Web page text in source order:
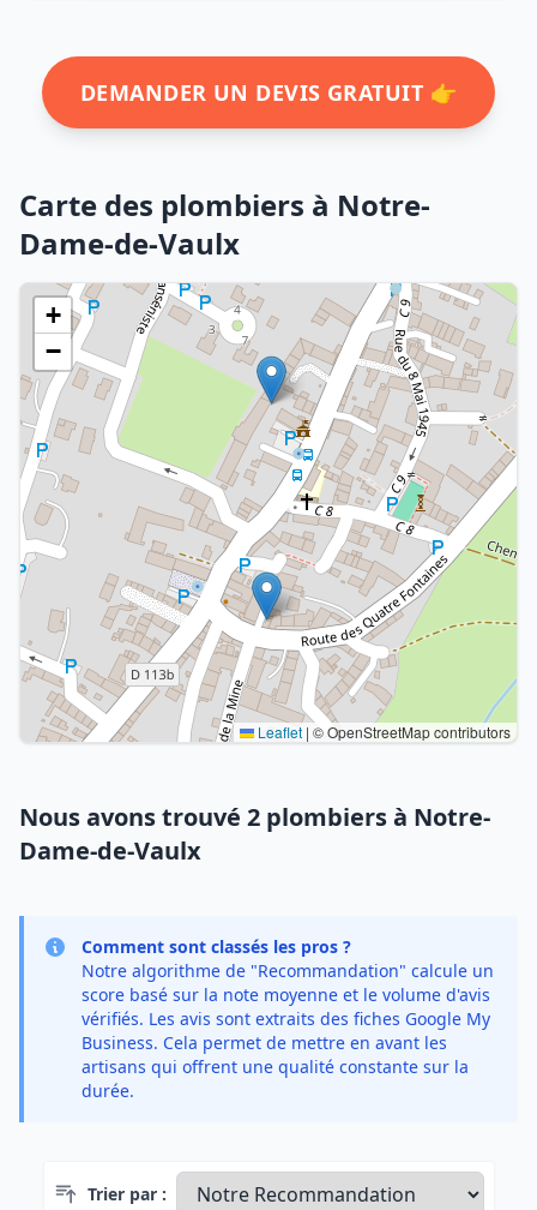
DEMANDER UN DEVIS GRATUIT 👉
Carte des plombiers à Notre-
Dame-de-Vaulx
+
−
Leaflet | © OpenStreetMap contributors
Nous avons trouvé 2 plombiers à Notre-
Dame-de-Vaulx
Comment sont classés les pros ?
Notre algorithme de "Recommandation" calcule un
score basé sur la note moyenne et le volume d'avis
vérifiés. Les avis sont extraits des fiches Google My
Business. Cela permet de mettre en avant les
artisans qui offrent une qualité constante sur la
durée.
Trier par :